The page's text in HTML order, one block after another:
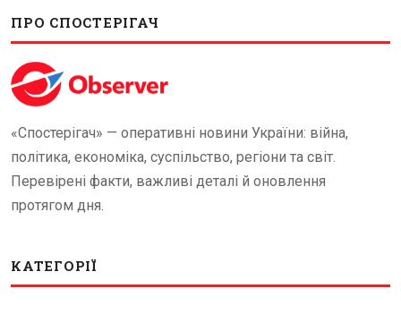
ПРО СПОСТЕРІГАЧ
«Спостерігач» — оперативні новини України: війна,
політика, економіка, суспільство, регіони та світ.
Перевірені факти, важливі деталі й оновлення
протягом дня.
КАТЕГОРІЇ